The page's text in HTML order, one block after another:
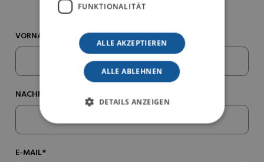
VORNAME*
NACHNAME*
E-MAIL*
FUNKTIONALITÄT
ALLE AKZEPTIEREN
ALLE ABLEHNEN
DETAILS ANZEIGEN